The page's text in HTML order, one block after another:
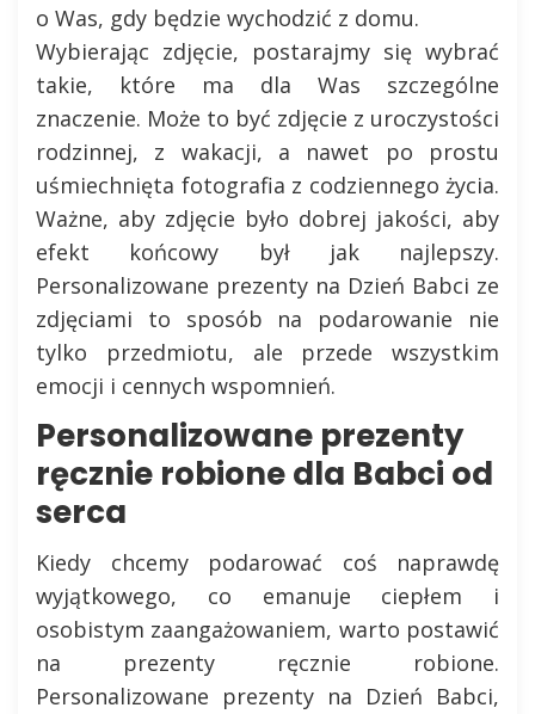
o Was, gdy będzie wychodzić z domu.
Wybierając zdjęcie, postarajmy się wybrać
takie, które ma dla Was szczególne
znaczenie. Może to być zdjęcie z uroczystości
rodzinnej, z wakacji, a nawet po prostu
uśmiechnięta fotografia z codziennego życia.
Ważne, aby zdjęcie było dobrej jakości, aby
efekt końcowy był jak najlepszy.
Personalizowane prezenty na Dzień Babci ze
zdjęciami to sposób na podarowanie nie
tylko przedmiotu, ale przede wszystkim
emocji i cennych wspomnień.
Personalizowane prezenty
ręcznie robione dla Babci od
serca
Kiedy chcemy podarować coś naprawdę
wyjątkowego, co emanuje ciepłem i
osobistym zaangażowaniem, warto postawić
na prezenty ręcznie robione.
Personalizowane prezenty na Dzień Babci,